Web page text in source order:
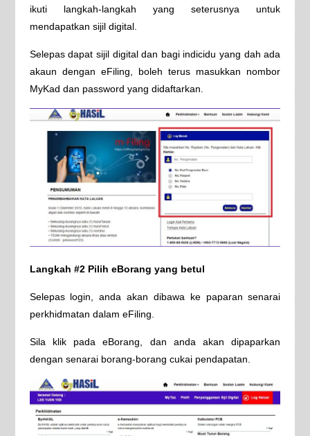
ikuti langkah-langkah yang seterusnya untuk
mendapatkan sijil digital.
Selepas dapat sijil digital dan bagi indicidu yang dah ada
akaun dengan eFiling, boleh terus masukkan nombor
MyKad dan password yang didaftarkan.
Langkah #2 Pilih eBorang yang betul
Selepas login, anda akan dibawa ke paparan senarai
perkhidmatan dalam eFiling.
Sila klik pada eBorang, dan anda akan dipaparkan
dengan senarai borang-borang cukai pendapatan.